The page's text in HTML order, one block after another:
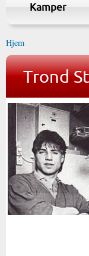
Kamper
Hjem
Trond